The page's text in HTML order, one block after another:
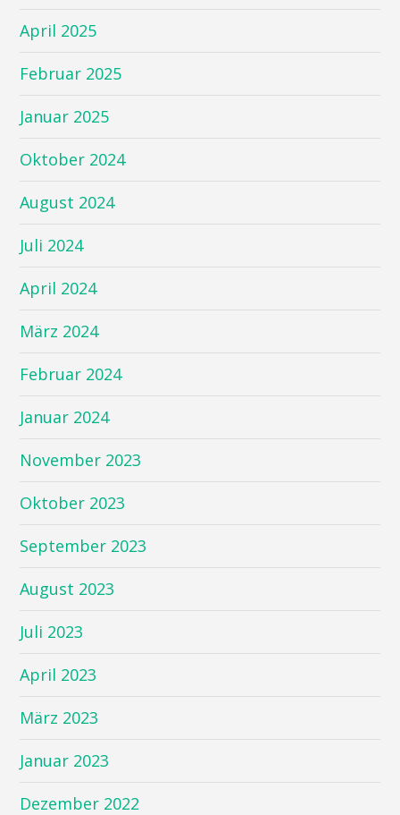
April 2025
Februar 2025
Januar 2025
Oktober 2024
August 2024
Juli 2024
April 2024
März 2024
Februar 2024
Januar 2024
November 2023
Oktober 2023
September 2023
August 2023
Juli 2023
April 2023
März 2023
Januar 2023
Dezember 2022